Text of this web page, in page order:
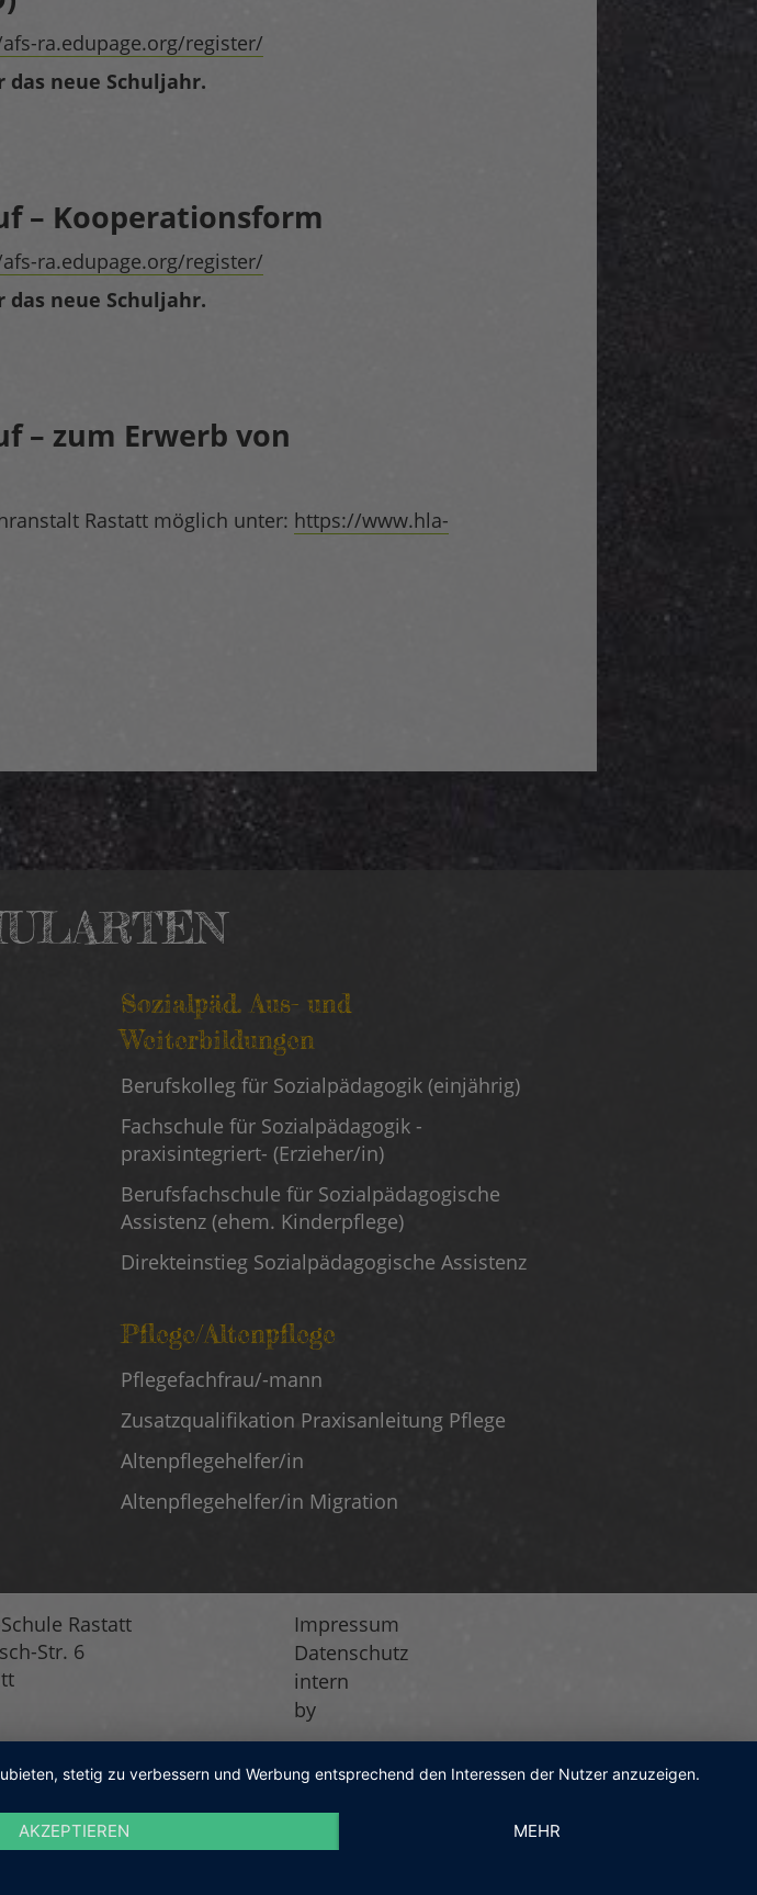
ra.edupage.org/register/
das neue Schuljahr.
– Kooperationsform
ra.edupage.org/register/
das neue Schuljahr.
– zum Erwerb von
Rastatt möglich unter: https://www.hla-
Mitte
Schularten
Sozialpäd. Aus- und
Weiterbildungen
Berufskolleg für Sozialpädagogik (einjährig)
Fachschule für Sozialpädagogik -
praxisintegriert- (Erzieher/in)
Berufsfachschule für Sozialpädagogische
Assistenz (ehem. Kinderpflege)
Direkteinstieg Sozialpädagogische Assistenz
Rechte
Schularten
Pflege/Altenpflege
Pflegefachfrau/-mann
Zusatzqualifikation Praxisanleitung Pflege
Altenpflegehelfer/in
Altenpflegehelfer/in Migration
Rastatt
Str. 6
Fußzeilenmenü
Impressum
Datenschutz
intern
by
stetig zu verbessern und Werbung entsprechend den Interessen der Nutzer anzuzeigen.
AKZEPTIEREN MEHR